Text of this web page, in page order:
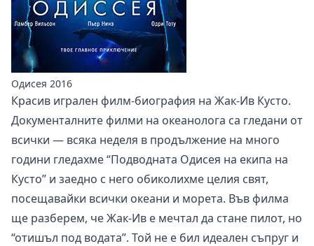
Одисея 2016
Красив игрален филм-биография на Жак-Ив Кусто.
Документалните филми на океанолога са гледани от
всички — всяка неделя в продължение на много
години гледахме “Подводната Одисея на екипа на
Кусто” и заедно с него обиколихме целия свят,
посещавайки всички океани и морета. Във филма
ще разберем, че Жак-Ив е мечтал да стане пилот, но
“отишъл под водата”. Той не е бил идеален съпруг и